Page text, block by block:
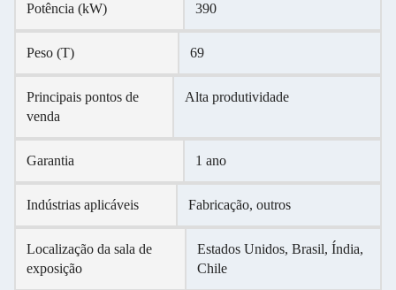
Potência (kW) 390
Peso (T) 69
Principais pontos de
venda
Alta produtividade
Garantia 1 ano
Indústrias aplicáveis Fabricação, outros
Localização da sala de
exposição
Estados Unidos, Brasil, Índia,
Chile